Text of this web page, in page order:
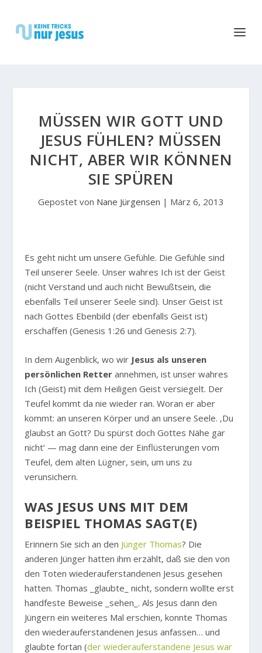
MÜSSEN WIR GOTT UND
JESUS FÜHLEN? MÜSSEN
NICHT, ABER WIR KÖNNEN
SIE SPÜREN
Gepostet von Nane Jürgensen | März 6, 2013
Es geht nicht um unsere Gefühle. Die Gefühle sind
Teil unserer Seele. Unser wahres Ich ist der Geist
(nicht Verstand und auch nicht Bewußtsein, die
ebenfalls Teil unserer Seele sind). Unser Geist ist
nach Gottes Ebenbild (der ebenfalls Geist ist)
erschaffen (Genesis 1:26 und Genesis 2:7).
In dem Augenblick, wo wir Jesus als unseren
persönlichen Retter annehmen, ist unser wahres
Ich (Geist) mit dem Heiligen Geist versiegelt. Der
Teufel kommt da nie wieder ran. Woran er aber
kommt: an unseren Körper und an unsere Seele. ‚Du
glaubst an Gott? Du spürst doch Gottes Nähe gar
nicht‘ — mag dann eine der Einflüsterungen vom
Teufel, dem alten Lügner, sein, um uns zu
verunsichern.
WAS JESUS UNS MIT DEM
BEISPIEL THOMAS SAGT(E)
Erinnern Sie sich an den Jünger Thomas? Die
anderen Jünger hatten ihm erzählt, daß sie den von
den Toten wiederauferstandenen Jesus gesehen
hatten. Thomas _glaubte_ nicht, sondern wollte erst
handfeste Beweise _sehen_. Als Jesus dann den
Jüngern ein weiteres Mal erschien, konnte Thomas
den wiederauferstandenen Jesus anfassen… und
glaubte fortan (der wiederauferstandene Jesus war